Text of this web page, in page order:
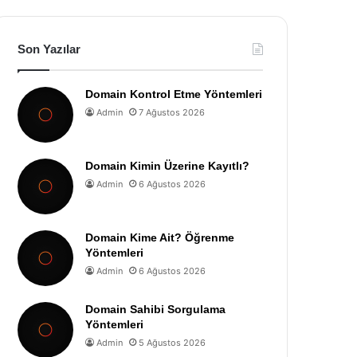
Son Yazılar
Domain Kontrol Etme Yöntemleri
Admin 7 Ağustos 2026
Domain Kimin Üzerine Kayıtlı?
Admin 6 Ağustos 2026
Domain Kime Ait? Öğrenme
Yöntemleri
Admin 6 Ağustos 2026
Domain Sahibi Sorgulama
Yöntemleri
Admin 5 Ağustos 2026